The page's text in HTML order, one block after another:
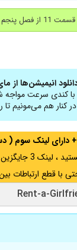
انیمیشن‌ها از
با کندی سرعت مواجه
در کنار هم می‌مونیم
+ دارای لینک سوم (
با قطع ارتباطات